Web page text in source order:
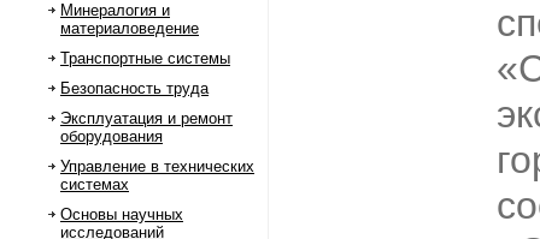
Минералогия и
материаловедение
Транспортные системы
Безопасность труда
Эксплуатация и ремонт
оборудования
Управление в технических
системах
Основы научных
исследований